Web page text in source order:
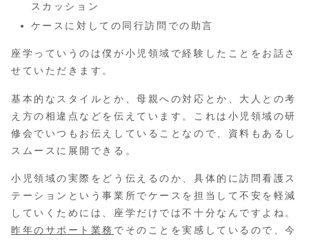
スカッション
ケースに対しての同行訪問での助言
座学っていうのは僕が小児領域で経験したことをお話さ
せていただきます。
基本的なスタイルとか、母親への対応とか、大人との考
え方の相違点などを伝えています。これは小児領域の研
修会でいつもお伝えしていることなので、資料もあるし
スムースに展開できる。
小児領域の実際をどう伝えるのか、具体的に訪問看護ス
テーションという事業所でケースを担当して不安を軽減
していくためには、座学だけでは不十分なんですよね。
昨年のサポート業務 でそのことを実感しているので、今